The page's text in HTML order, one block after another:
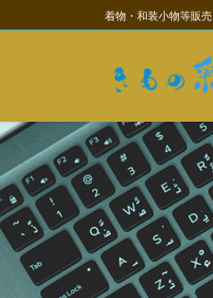
ン
に
移
ビ
ョ
ン
移
動
着物・和装小物等販売